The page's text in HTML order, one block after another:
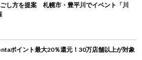
し方を提案 札幌市・豊平川でイベント「川
ポイント最大20％還元！30万店舗以上が対象